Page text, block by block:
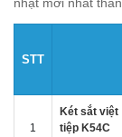
STT
1
Két sắt việt
tiệp K54C